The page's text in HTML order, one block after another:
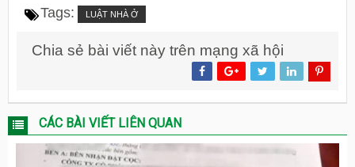
Tags: LUẬT NHÀ Ở
Chia sẻ bài viết này trên mạng xã hội
CÁC BÀI VIẾT LIÊN QUAN